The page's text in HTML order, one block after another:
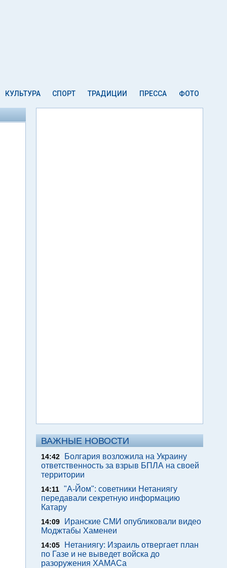
КУЛЬТУРА СПОРТ ТРАДИЦИИ ПРЕССА ФОТО
ВАЖНЫЕ НОВОСТИ
14:42
Болгария возложила на Украину
ответственность за взрыв БПЛА на своей
территории
14:11 "А-Йом": советники Нетаниягу
передавали секретную информацию
Катару
14:09
Иранские СМИ опубликовали видео
Моджтабы Хаменеи
14:05
Нетаниягу: Израиль отвергает план
по Газе и не выведет войска до
разоружения ХАМАСа